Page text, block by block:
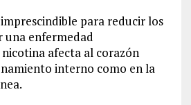
para reducir los
una enfermedad
afecta al corazón
interno como en la